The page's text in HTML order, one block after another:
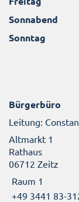
Sonnabend
Sonntag
Bürgerbüro
Leitung:
Altmarkt 1
Rathaus
06712 Zeitz
Raum 1
+49 3441 83-